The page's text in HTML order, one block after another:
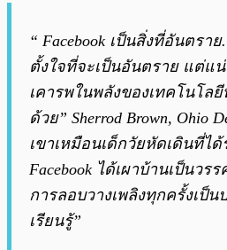
“ Facebook เป็นสิ่งที่อันตรา
ตั้งใจที่จะเป็นอันตราย แต่แ
เคารพในพลังของเทคโนโล
ด้วย” Sherrod Brown, Ohio
เขาเหมือนเด็กวัยหัดเดินที่ไ
Facebook ได้เผาบ้านเป็นวรร
การลอบวางเพลิงทุกครั้งเป็
เรียนรู้”